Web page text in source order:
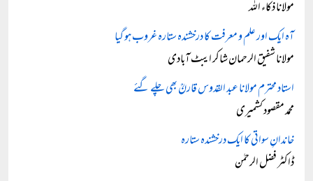
مولانا ذکاء اللہ
آہ ایک اور علم و معرفت کا درخشندہ ستارہ غروب ہو گیا
مولانا شفیق الرحمان شاکر ایبٹ آبادی
استاد محترم مولانا عبد القدوس قارنؒ بھی چلے گئے
محمد مقصود کشمیری
خاندانِ سواتی کا ایک درخشندہ ستارہ
ڈاکٹر فضل الرحمٰن